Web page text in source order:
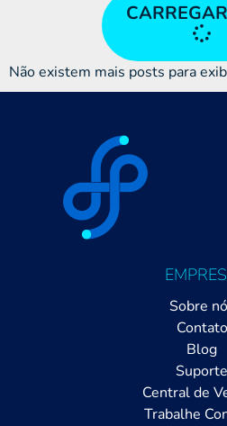
Não existem mais posts para
Sobre
Contato
Blog
Suporte
Central de
Trabalhe